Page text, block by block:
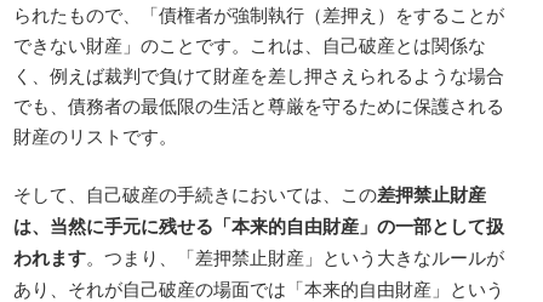
られたもので、「債権者が強制執行（差押え）をすることが
できない財産」のことです。これは、自己破産とは関係な
く、例えば裁判で負けて財産を差し押さえられるような場合
でも、債務者の最低限の生活と尊厳を守るために保護される
財産のリストです。
そして、自己破産の手続きにおいては、この差押禁止財産
は、当然に手元に残せる「本来的自由財産」の一部として扱
われます。つまり、「差押禁止財産」という大きなルールが
あり、それが自己破産の場面では「本来的自由財産」という